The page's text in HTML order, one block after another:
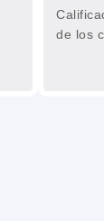
de los